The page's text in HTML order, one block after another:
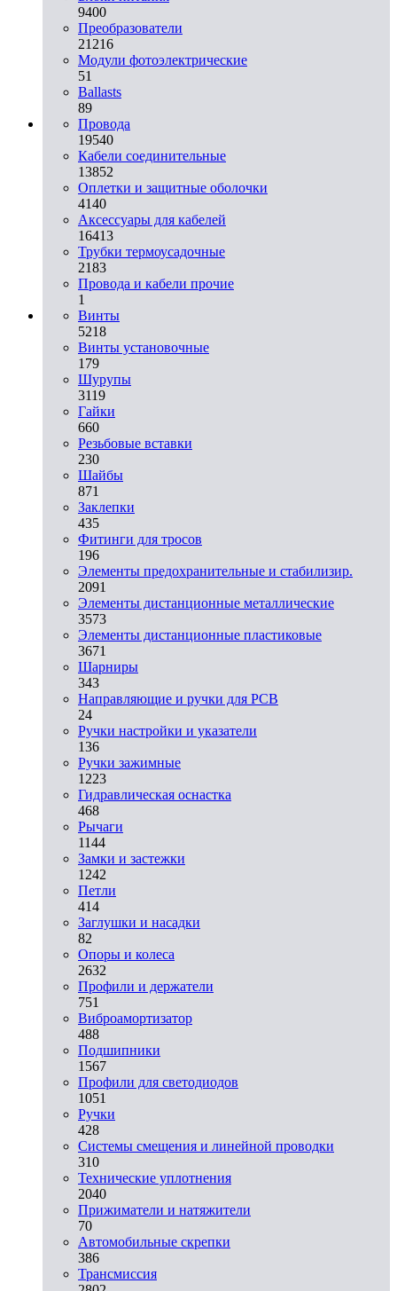
9400
Преобразователи
21216
Модули фотоэлектрические
51
Ballasts
89
Провода
19540
Кабели соединительные
13852
Оплетки и защитные оболочки
4140
Аксессуары для кабелей
16413
Трубки термоусадочные
2183
Провода и кабели прочие
1
Винты
5218
Винты установочные
179
Шурупы
3119
Гайки
660
Резьбовые вставки
230
Шайбы
871
Заклепки
435
Фитинги для тросов
196
Элементы предохранительные и стабилизир.
2091
Элементы дистанционные металлические
3573
Элементы дистанционные пластиковые
3671
Шарниры
343
Направляющие и ручки для PCB
24
Ручки настройки и указатели
136
Ручки зажимные
1223
Гидравлическая оснастка
468
Рычаги
1144
Замки и застежки
1242
Петли
414
Заглушки и насадки
82
Опоры и колеса
2632
Профили и держатели
751
Виброамортизатор
488
Подшипники
1567
Профили для светодиодов
1051
Ручки
428
Системы смещения и линейной проводки
310
Технические уплотнения
2040
Прижиматели и натяжители
70
Автомобильные скрепки
386
Трансмиссия